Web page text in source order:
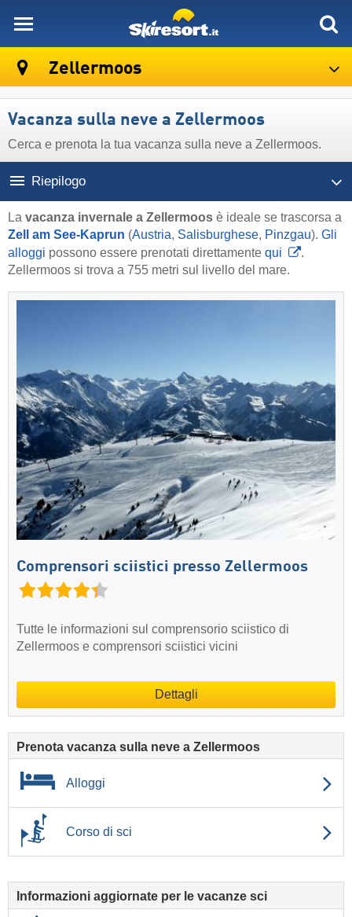
Zellermoos
Vacanza sulla neve a Zellermoos
Cerca e prenota la tua vacanza sulla neve a Zellermoos.
Riepilogo
La vacanza invernale a Zellermoos è ideale se trascorsa a
Zell am See-Kaprun (Austria, Salisburghese, Pinzgau). Gli
alloggi possono essere prenotati direttamente qui
.
Zellermoos si trova a 755 metri sul livello del mare.
Comprensori sciistici presso Zellermoos
Tutte le informazioni sul comprensorio sciistico di
Zellermoos e comprensori sciistici vicini
Dettagli
Prenota vacanza sulla neve a Zellermoos
Alloggi
Corso di sci
Informazioni aggiornate per le vacanze sci